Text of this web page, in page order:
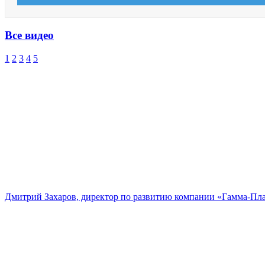
Все видео
1 2 3 4 5
Дмитрий Захаров, директор по развитию компании «Гамма-